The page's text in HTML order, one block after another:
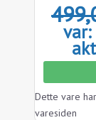
Dette vare
varesiden